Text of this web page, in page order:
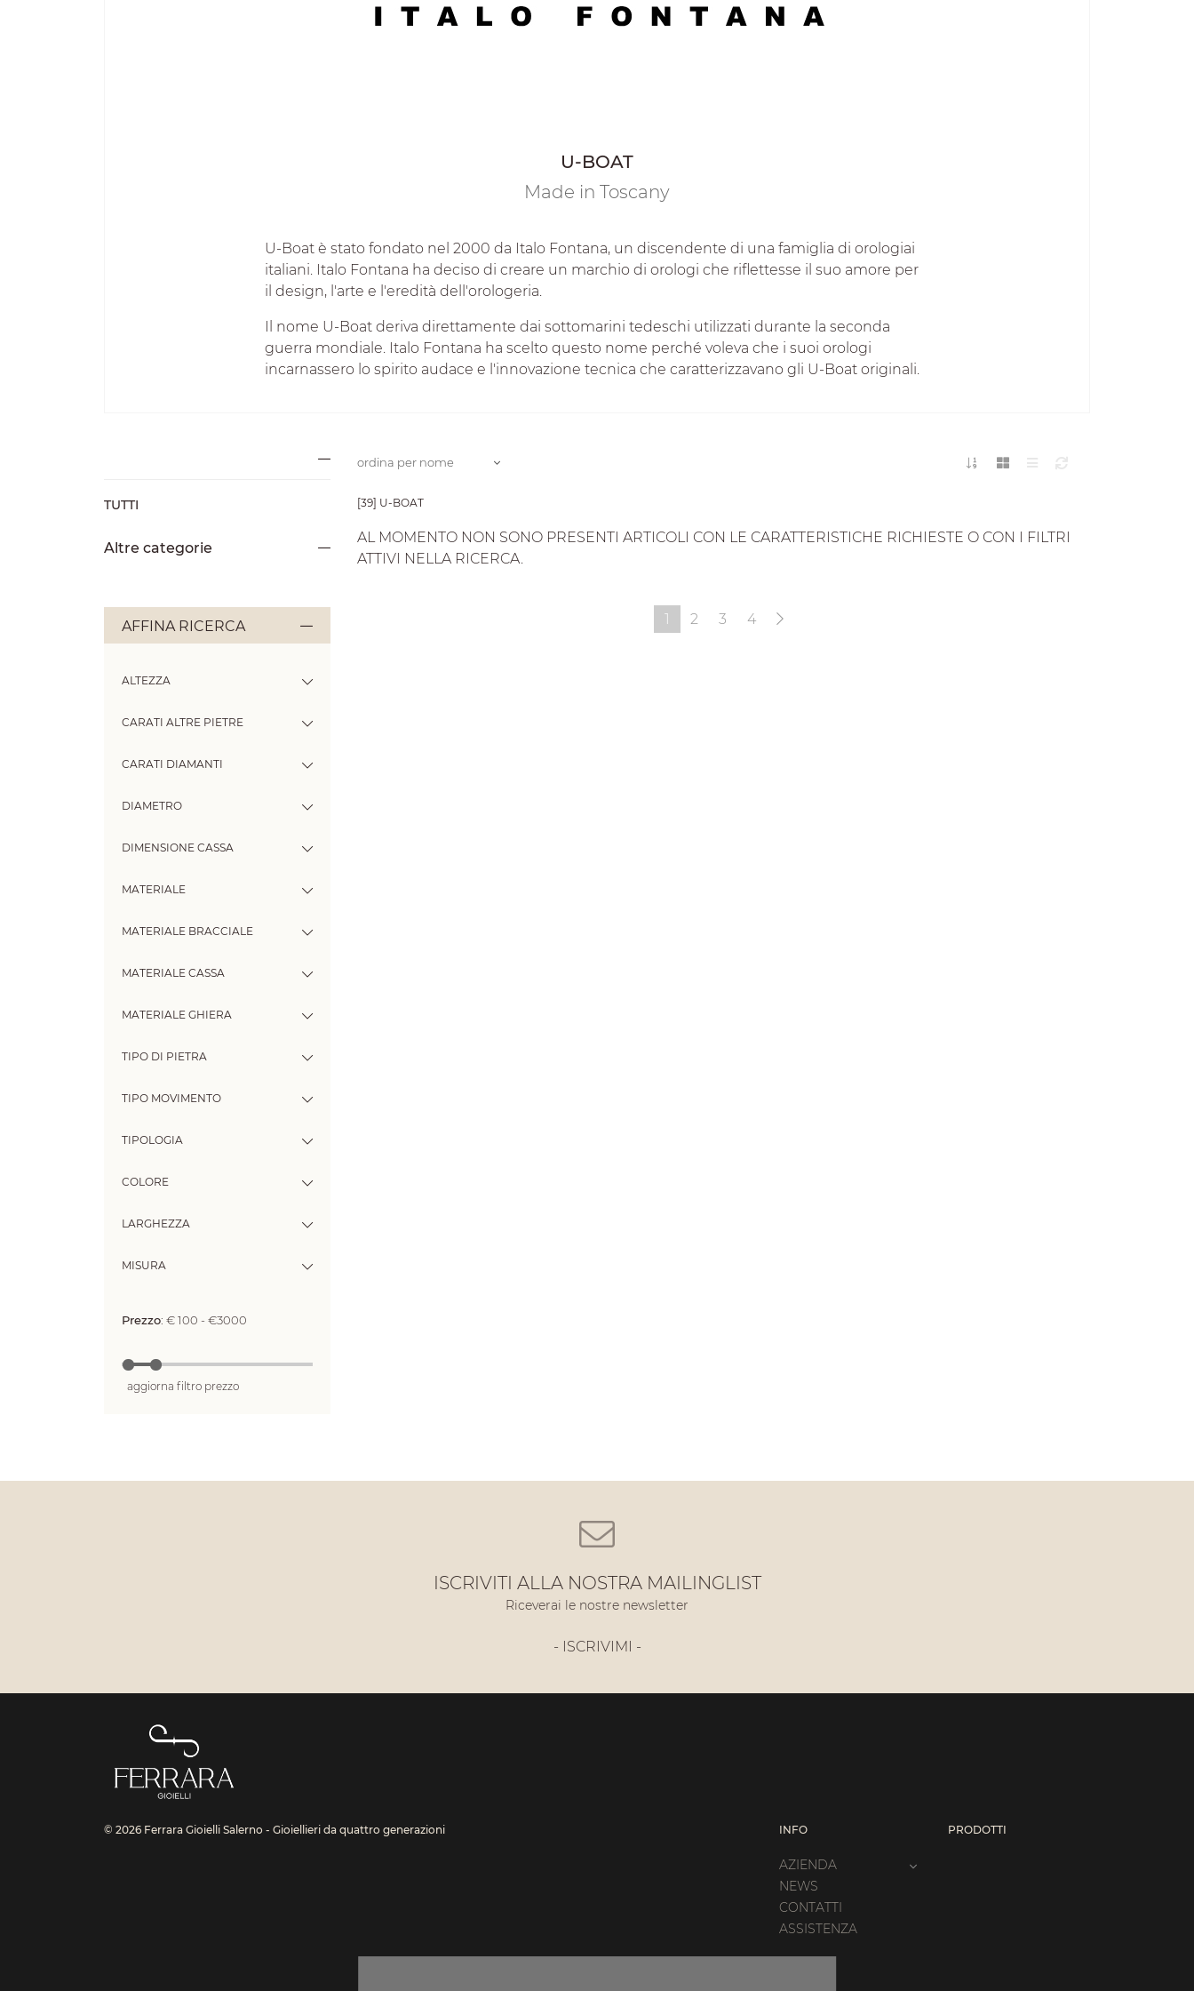
U-BOAT
Made in Toscany
U-Boat è stato fondato nel 2000 da Italo Fontana, un discendente di una famiglia di orologiai
italiani. Italo Fontana ha deciso di creare un marchio di orologi che riflettesse il suo amore per
il design, l'arte e l'eredità dell'orologeria.
Il nome U-Boat deriva direttamente dai sottomarini tedeschi utilizzati durante la seconda
guerra mondiale. Italo Fontana ha scelto questo nome perché voleva che i suoi orologi
incarnassero lo spirito audace e l'innovazione tecnica che caratterizzavano gli U-Boat originali.
TUTTI
Altre categorie
AFFINA RICERCA
ALTEZZA
CARATI ALTRE PIETRE
CARATI DIAMANTI
DIAMETRO
DIMENSIONE CASSA
MATERIALE
MATERIALE BRACCIALE
MATERIALE CASSA
MATERIALE GHIERA
TIPO DI PIETRA
TIPO MOVIMENTO
TIPOLOGIA
COLORE
LARGHEZZA
MISURA
Prezzo: € 100 - €3000
aggiorna filtro prezzo
ordina per nome
[39] U-BOAT
AL MOMENTO NON SONO PRESENTI ARTICOLI CON LE CARATTERISTICHE RICHIESTE O CON I FILTRI
ATTIVI NELLA RICERCA.
1 2 3 4
ISCRIVITI ALLA NOSTRA MAILINGLIST
Riceverai le nostre newsletter
- ISCRIVIMI -
© 2026 Ferrara Gioielli Salerno - Gioiellieri da quattro generazioni INFO
AZIENDA
NEWS
CONTATTI
ASSISTENZA
PRODOTTI